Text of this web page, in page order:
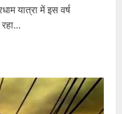
यात्रा में इस वर्ष